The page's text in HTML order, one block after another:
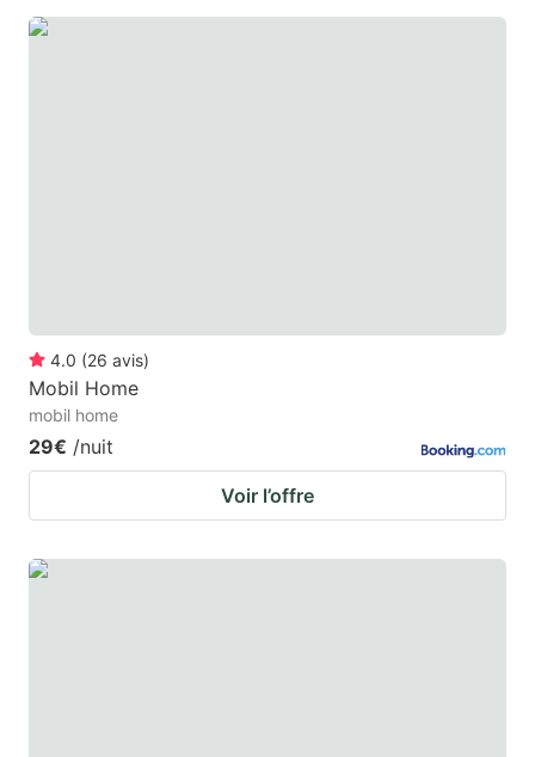
4.0 (26 avis)
Mobil Home
mobil home
29€ /nuit
Voir l’offre